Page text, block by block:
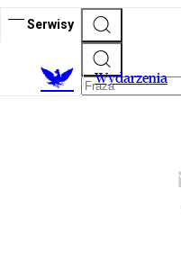
Serwisy
Wydarzenia